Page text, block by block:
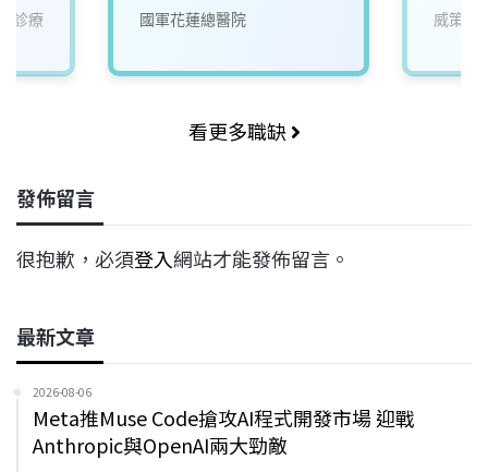
診療 國軍花蓮總醫院 威策電
看更多職缺
發佈留言
很抱歉，必須登入網站才能發佈留言。
最新文章
2026-08-06
Meta推Muse Code搶攻AI程式開發市場 迎戰
Anthropic與OpenAI兩大勁敵